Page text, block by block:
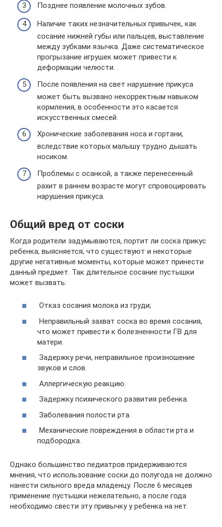
Позднее появление молочных зубов.
Наличие таких незначительных привычек, как
сосание нижней губы или пальцев, выставление
между зубками язычка. Даже систематическое
прогрызание игрушек может привести к
деформации челюсти.
После появления на свет нарушение прикуса
может быть вызвано некорректным навыком
кормления, в особенности это касается
искусственных смесей.
Хронические заболевания носа и гортани,
вследствие которых малышу трудно дышать
носиком.
Проблемы с осанкой, а также перенесенный
рахит в раннем возрасте могут спровоцировать
нарушения прикуса.
Общий вред от соски
Когда родители задумываются, портит ли соска прикус
ребенка, выясняется, что существуют и некоторые
другие негативные моменты, которые может принести
данный предмет. Так длительное сосание пустышки
может вызвать:
Отказ сосания молока из груди;
Неправильный захват соска во время сосания,
что может привести к болезненности ГВ для
матери.
Задержку речи, неправильное произношение
звуков и слов.
Аллергическую реакцию.
Задержку психического развития ребенка.
Заболевания полости рта.
Механические повреждения в области рта и
подбородка.
Однако большинство педиатров придерживаются
мнения, что использование соски до полугода не должно
нанести сильного вреда младенцу. После 6 месяцев
применение пустышки нежелательно, а после года
необходимо свести эту привычку у ребенка на нет.